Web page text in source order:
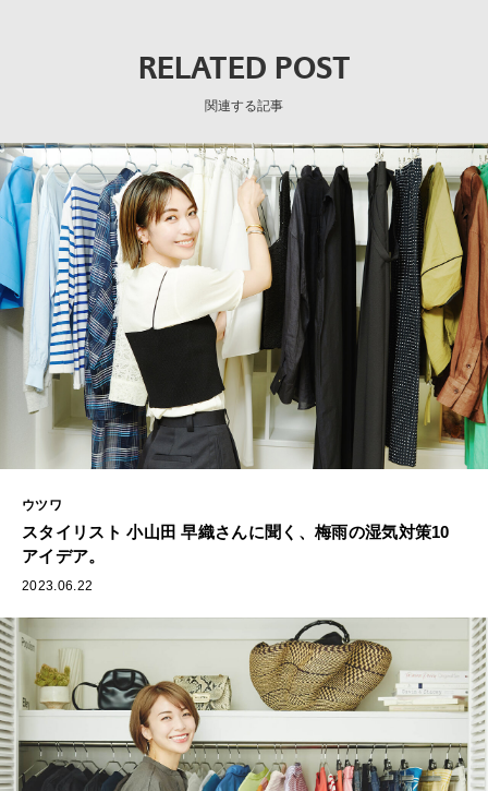
RELATED POST
関連する記事
ウツワ
スタイリスト 小山田 早織さんに聞く、梅雨の湿気対策10
アイデア。
2023.06.22